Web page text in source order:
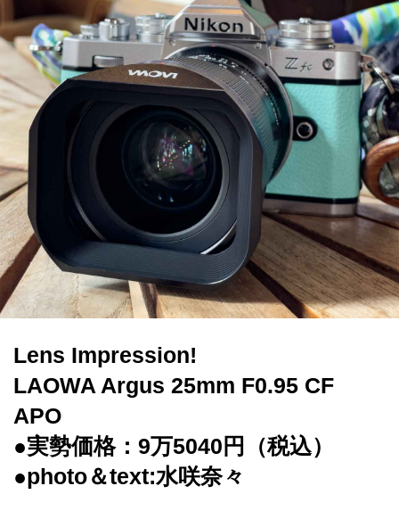
Lens Impression!
LAOWA Argus 25mm F0.95 CF
APO
●実勢価格：9万5040円（税込）
●photo＆text:水咲奈々